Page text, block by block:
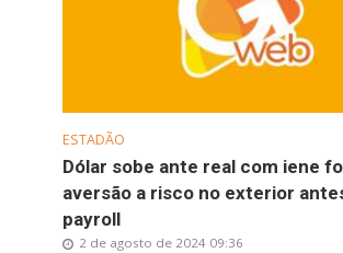
ESTADÃO
Dólar sobe ante real com iene
aversão a risco no exterior
payroll
2 de agosto de 2024 09:36